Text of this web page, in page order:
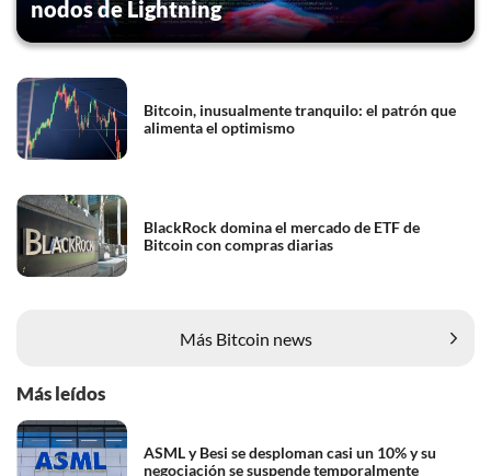
nodos de Lightning
Bitcoin, inusualmente tranquilo: el patrón que
alimenta el optimismo
BlackRock domina el mercado de ETF de
Bitcoin con compras diarias
Más Bitcoin news
Más leídos
ASML y Besi se desploman casi un 10% y su
negociación se suspende temporalmente